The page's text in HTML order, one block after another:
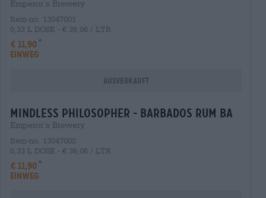
Emperor´s Brewery
Item-no. 13047001
0,33 L DOSE - € 36,06 / LTR
€ 11,90
EINWEG
Ausverkauft
mindless philosopher - barbados rum ba
Emperor´s Brewery
Item-no. 13047002
0,33 L DOSE - € 36,06 / LTR
€ 11,90
EINWEG